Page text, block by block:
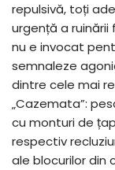
repulsivă, toți
urgență a
nu e invocat
semnaleze
dintre cele mai
„Cazemata”:
cu monturi de
respectiv
ale blocurilor din